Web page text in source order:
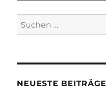
Suchen
nach:
NEUESTE BEITRÄGE